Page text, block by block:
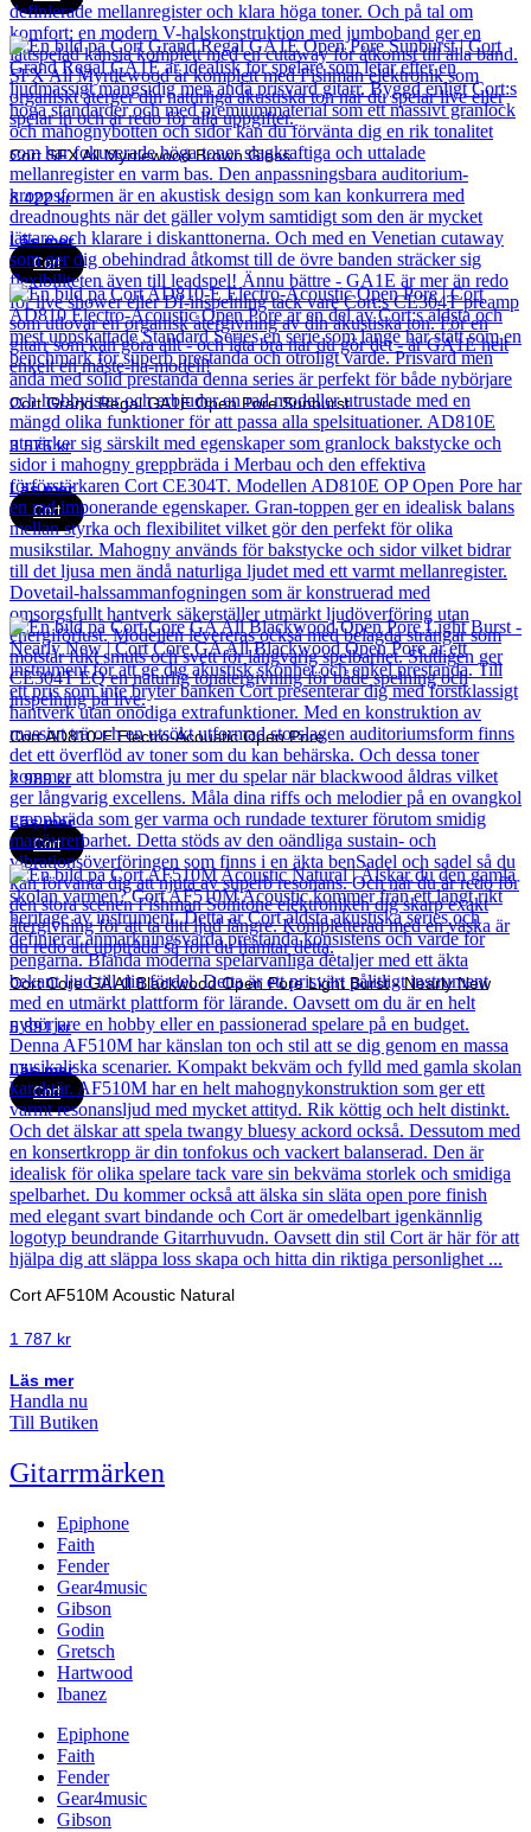
Cort SFX All Myrtlewood Brown Gloss
8 422kr
Läs mer
Cort
Cort Grand Regal GA1E Open Pore Sunburst
3 575kr
Läs mer
Cort
Cort AD810-E Electro-Acoustic Open Pore
2 989kr
Läs mer
Cort
Cort Core GA All Blackwood Open Pore Light Burst - Nearly New
5 891kr
Läs mer
Cort
Cort AF510M Acoustic Natural
1 787 kr
Läs mer
Handla nu
Till Butiken
Gitarrmärken
Epiphone
Faith
Fender
Gear4music
Gibson
Godin
Gretsch
Hartwood
Ibanez
Epiphone
Faith
Fender
Gear4music
Gibson